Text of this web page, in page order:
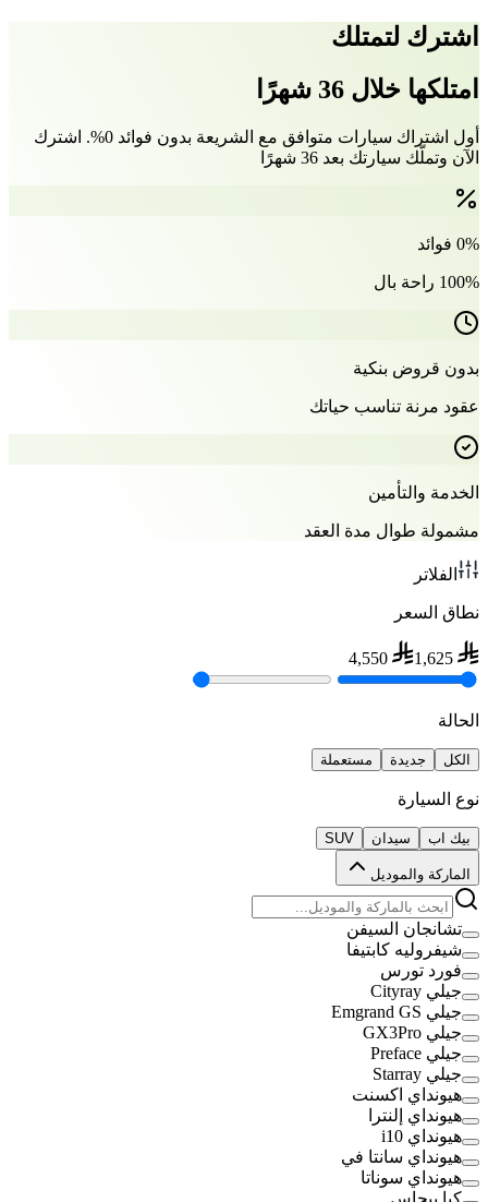
اشترك لتمتلك
امتلكها خلال 36 شهرًا
أول اشتراك سيارات متوافق مع الشريعة بدون فوائد 0%. اشترك
الآن وتملّك سيارتك بعد 36 شهرًا
0% فوائد
100% راحة بال
بدون قروض بنكية
عقود مرنة تناسب حياتك
الخدمة والتأمين
مشمولة طوال مدة العقد
الفلاتر
نطاق السعر
1,625
4,550
الحالة
الكل جديدة مستعملة
نوع السيارة
بيك اب سيدان SUV
الماركة والموديل
تشانجان السيفن
شيفروليه كابتيفا
فورد تورس
جيلي Cityray
جيلي Emgrand GS
جيلي GX3Pro
جيلي Preface
جيلي Starray
هيونداي اكسنت
هيونداي إلنترا
هيونداي i10
هيونداي سانتا في
هيونداي سوناتا
كيا بيجاس